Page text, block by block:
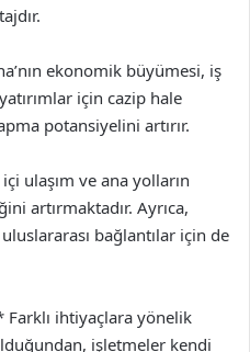
ekonomik büyümesi, iş
için cazip hale
potansiyelini artırır.
ulaşım ve ana yolların
artırmaktadır. Ayrıca,
uluslararası bağlantılar için de
ihtiyaçlara yönelik
işletmeler kendi